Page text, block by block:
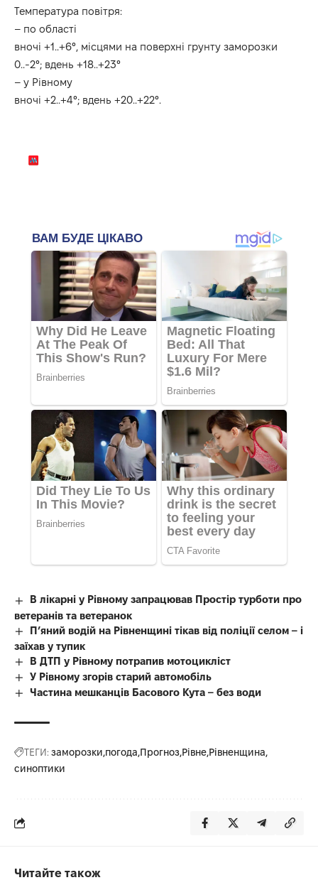
Температура повітря:
– по області
вночі +1..+6°, місцями на поверхні грунту заморозки
0..-2°; вдень +18..+23°
– у Рівному
вночі +2..+4°; вдень +20..+22°.
В лікарні у Рівному запрацював Простір турботи про
ветеранів та ветеранок
П’яний водій на Рівненщині тікав від поліції селом – і
заїхав у тупик
В ДТП у Рівному потрапив мотоцикліст
У Рівному згорів старий автомобіль
Частина мешканців Басового Кута – без води
ТЕГИ: заморозки погода Прогноз Рівне Рівненщина
синоптики
Читайте також